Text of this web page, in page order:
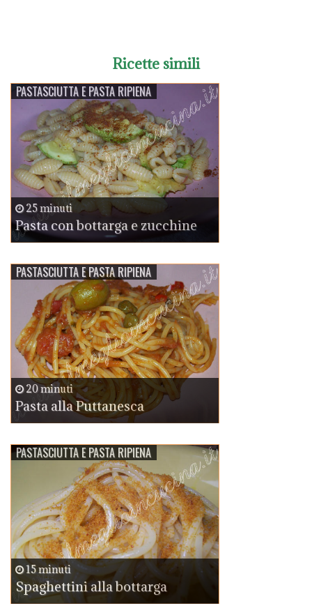
Ricette simili
PASTASCIUTTA E PASTA RIPIENA
25 minuti
Pasta con bottarga e zucchine
PASTASCIUTTA E PASTA RIPIENA
20 minuti
Pasta alla Puttanesca
PASTASCIUTTA E PASTA RIPIENA
15 minuti
Spaghettini alla bottarga